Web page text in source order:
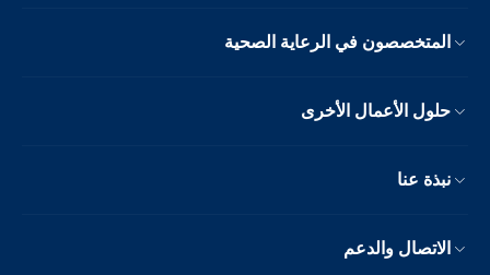
المتخصصون في الرعاية الصحية
حلول الأعمال الأخرى
نبذة عنا
الاتصال والدعم